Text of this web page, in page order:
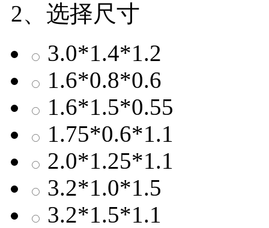
2、选择尺寸
3.0*1.4*1.2
1.6*0.8*0.6
1.6*1.5*0.55
1.75*0.6*1.1
2.0*1.25*1.1
3.2*1.0*1.5
3.2*1.5*1.1